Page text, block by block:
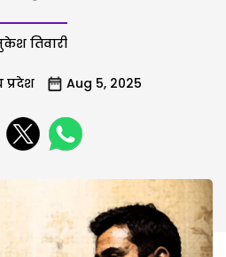
तिवारी
प्रदेश Aug 5, 2025